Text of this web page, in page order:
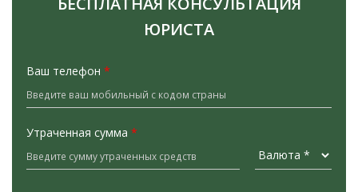
ЮРИСТА
Ваш телефон *
Утраченная сумма *